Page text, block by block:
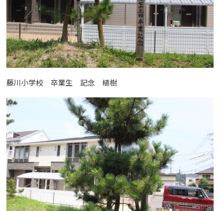
藤川小学校 卒業生 記念 植樹